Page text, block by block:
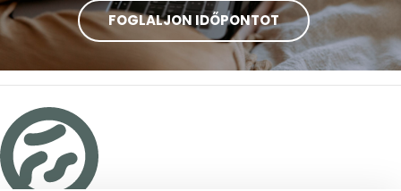
FOGLALJON IDŐPONTOT